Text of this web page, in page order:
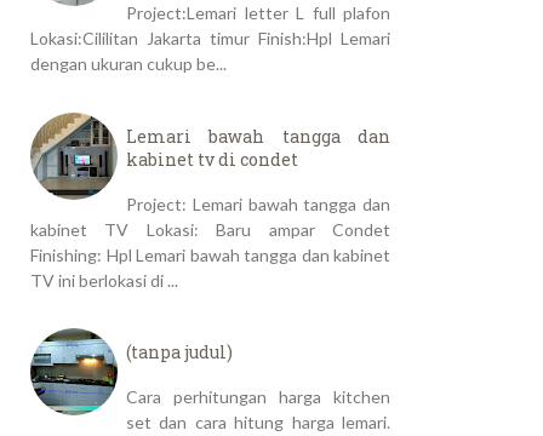
Project:Lemari letter L full plafon
Lokasi:Cililitan Jakarta timur Finish:Hpl Lemari
dengan ukuran cukup be...
Lemari bawah tangga dan
kabinet tv di condet
Project: Lemari bawah tangga dan
kabinet TV Lokasi: Baru ampar Condet
Finishing: Hpl Lemari bawah tangga dan kabinet
TV ini berlokasi di ...
(tanpa judul)
Cara perhitungan harga kitchen
set dan cara hitung harga lemari.